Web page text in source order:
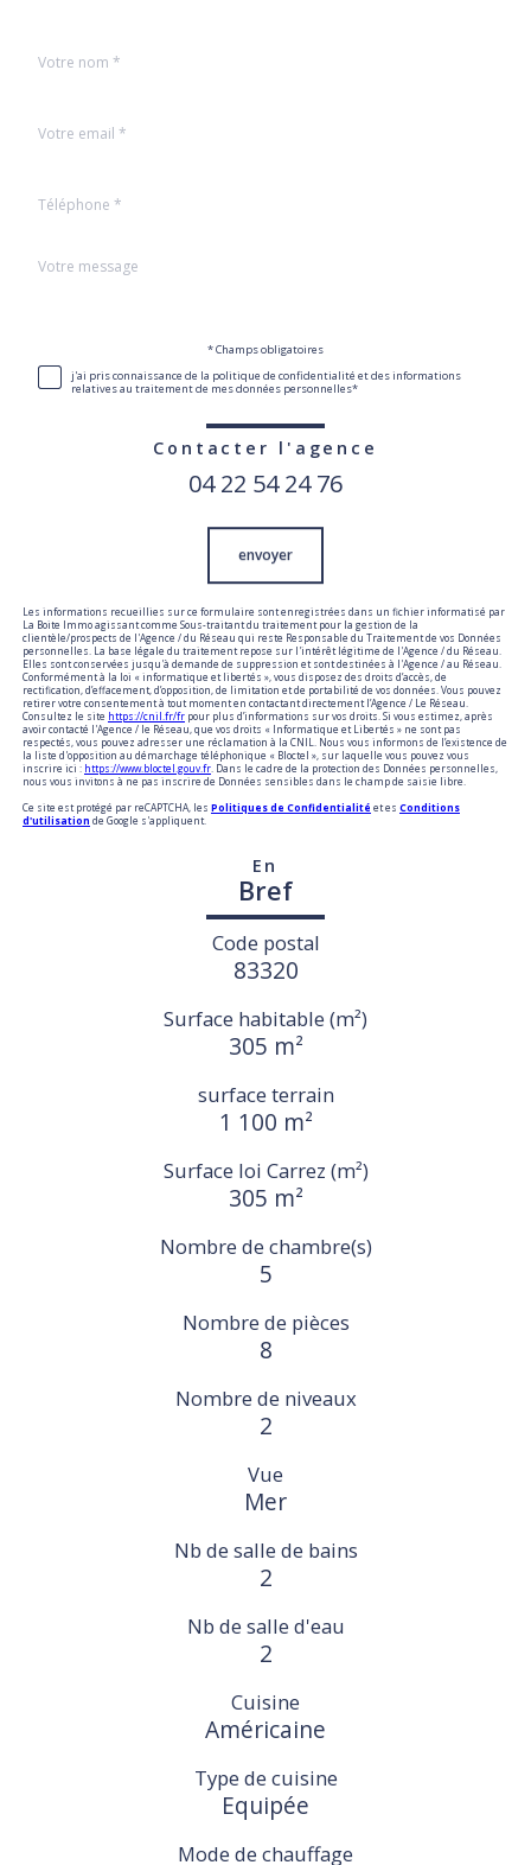
par
*
*
*
Fieldset
Message
*
* Champs obligatoires
j'ai pris connaissance de la politique de confidentialité et des informations
relatives au traitement de mes données personnelles*
Contacter l'agence
04 22 54 24 76
envoyer
Les informations recueillies sur ce formulaire sont enregistrées dans un fichier informatisé par
La Boite Immo agissant comme Sous-traitant du traitement pour la gestion de la
clientèle/prospects de l'Agence / du Réseau qui reste Responsable du Traitement de vos Données
personnelles. La base légale du traitement repose sur l'intérêt légitime de l'Agence / du Réseau.
Elles sont conservées jusqu'à demande de suppression et sont destinées à l'Agence / au Réseau.
Conformément à la loi « informatique et libertés », vous disposez des droits d’accès, de
rectification, d’effacement, d’opposition, de limitation et de portabilité de vos données. Vous pouvez
retirer votre consentement à tout moment en contactant directement l’Agence / Le Réseau.
Consultez le site https://cnil.fr/fr pour plus d’informations sur vos droits. Si vous estimez, après
avoir contacté l'Agence / le Réseau, que vos droits « Informatique et Libertés » ne sont pas
respectés, vous pouvez adresser une réclamation à la CNIL. Nous vous informons de l’existence de
la liste d'opposition au démarchage téléphonique « Bloctel », sur laquelle vous pouvez vous
inscrire ici : https://www.bloctel.gouv.fr . Dans le cadre de la protection des Données personnelles,
nous vous invitons à ne pas inscrire de Données sensibles dans le champ de saisie libre.
Ce site est protégé par reCAPTCHA, les Politiques de Confidentialité et es Conditions
d'utilisation de Google s'appliquent.
En
Bref
Code postal
83320
Surface habitable (m²)
305 m²
surface terrain
1 100 m²
Surface loi Carrez (m²)
305 m²
Nombre de chambre(s)
5
Nombre de pièces
8
Nombre de niveaux
2
Vue
Mer
Nb de salle de bains
2
Nb de salle d'eau
2
Cuisine
Américaine
Type de cuisine
Equipée
Mode de chauffage